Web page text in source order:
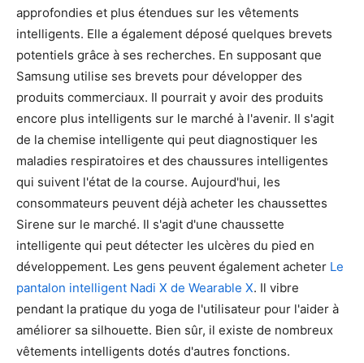
approfondies et plus étendues sur les vêtements
intelligents. Elle a également déposé quelques brevets
potentiels grâce à ses recherches. En supposant que
Samsung utilise ses brevets pour développer des
produits commerciaux. Il pourrait y avoir des produits
encore plus intelligents sur le marché à l'avenir. Il s'agit
de la chemise intelligente qui peut diagnostiquer les
maladies respiratoires et des chaussures intelligentes
qui suivent l'état de la course. Aujourd'hui, les
consommateurs peuvent déjà acheter les chaussettes
Sirene sur le marché. Il s'agit d'une chaussette
intelligente qui peut détecter les ulcères du pied en
développement. Les gens peuvent également acheter Le
pantalon intelligent Nadi X de Wearable X. Il vibre
pendant la pratique du yoga de l'utilisateur pour l'aider à
améliorer sa silhouette. Bien sûr, il existe de nombreux
vêtements intelligents dotés d'autres fonctions.